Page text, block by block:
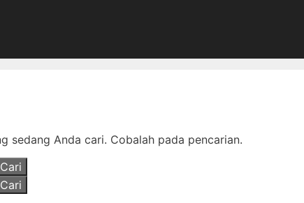
sedang Anda cari. Cobalah pada pencarian.